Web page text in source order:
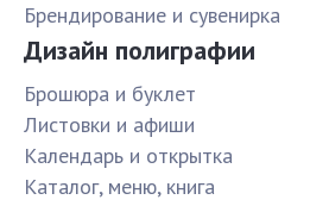
Брендирование и сувенирка
Дизайн полиграфии
Брошюра и буклет
Листовки и афиши
Календарь и открытка
Каталог, меню, книга